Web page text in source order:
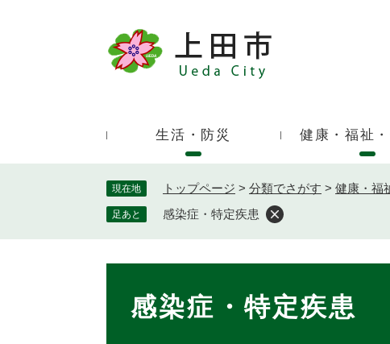
。
ド
生活・防災 健康・福祉
現在地 トップページ > 分類でさがす > 健康・福
足あと 感染症・特定疾患
感染症・特定疾患